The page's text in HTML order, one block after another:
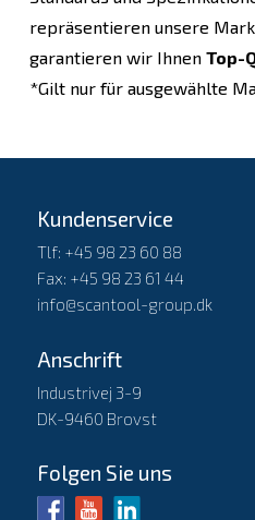
repräsentieren unsere
garantieren wir Ihnen Top-
*Gilt nur für ausgewählte
Kundenservice
Tlf: +45 98 23 60 88
Fax: +45 98 23 61 44
info@scantool-group.dk
Anschrift
Industrivej 3-9
DK-9460 Brovst
Folgen Sie uns